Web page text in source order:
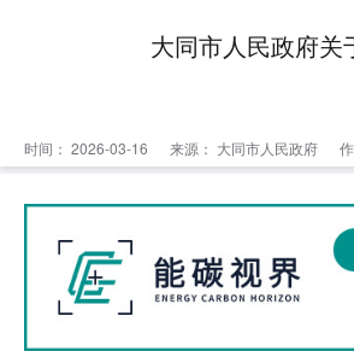
大同市人民政府
时间： 2026-03-16 来源： 大同市人民政府